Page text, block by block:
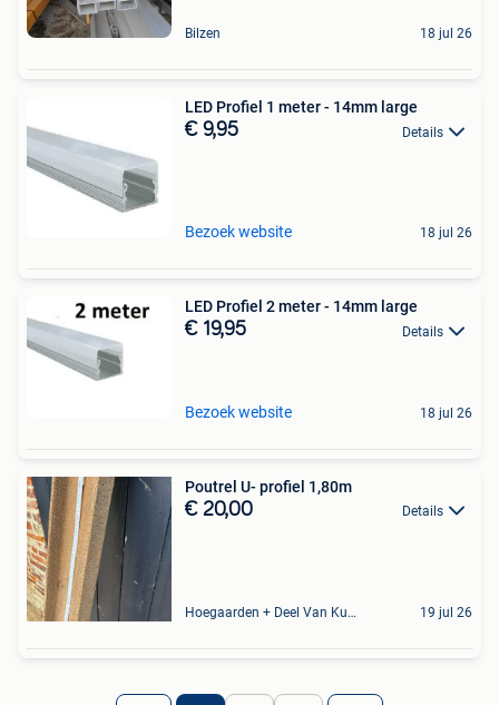
Bilzen 18 jul 26
LED Profiel 1 meter - 14mm large
€ 9,95 Details
Bezoek website 18 jul 26
LED Profiel 2 meter - 14mm large
€ 19,95 Details
Bezoek website 18 jul 26
Poutrel U- profiel 1,80m
€ 20,00 Details
Hoegaarden + Deel Van Kumtich + Deel Van Tienen 19 jul 26